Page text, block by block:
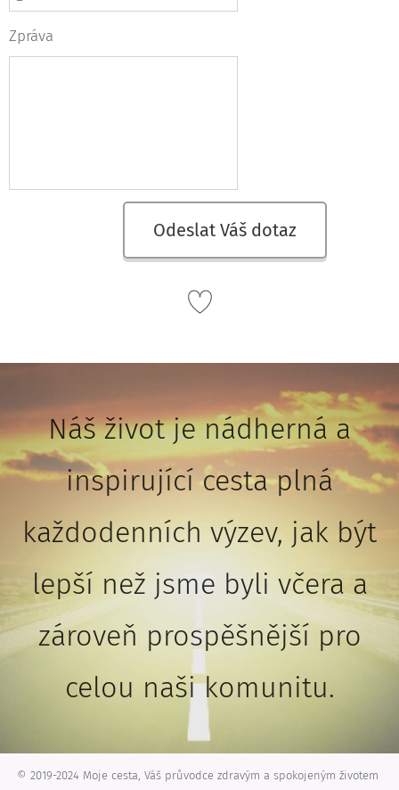
Zpráva
Odeslat Váš dotaz
Náš život je nádherná a
inspirující cesta plná
každodenních výzev, jak být
lepší než jsme byli včera a
zároveň prospěšnější pro
celou naši komunitu.
© 2019-2024 Moje cesta, Váš průvodce zdravým a spokojeným životem